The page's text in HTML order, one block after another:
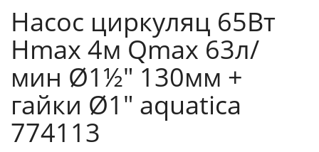
Насос циркуляц 65Вт
Hmax 4м Qmax 63л/
мин Ø1½" 130мм +
гайки Ø1" aquatica
774113